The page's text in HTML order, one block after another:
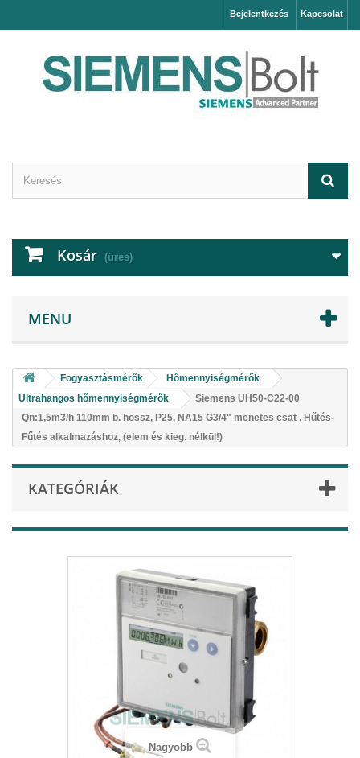
Kapcsolat
Bejelentkezés
Kosár (üres)
MENU
Fogyasztásmérők
Hőmennyiségmérők
Ultrahangos hőmennyiségmérők
Siemens UH50-C22-00
Qn:1,5m3/h 110mm b. hossz, P25, NA15 G3/4" menetes csat , Hűtés-
Fűtés alkalmazáshoz, (elem és kieg. nélkül!)
KATEGÓRIÁK
Nagyobb